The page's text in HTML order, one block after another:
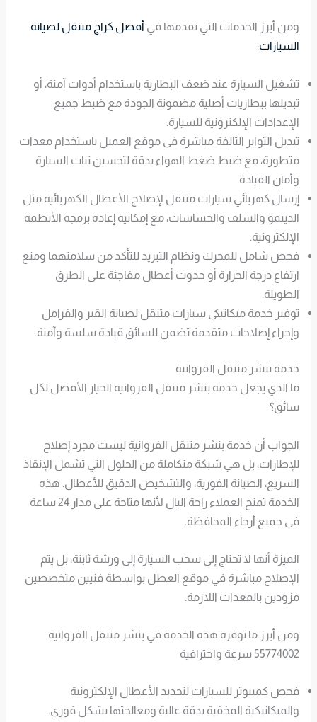
ومن أبرز الخدمات التي نقدمها في أفضل كراج متنقل لصيانة
السيارات:
تشغيل السيارة عند ضعف البطارية باستخدام أدوات آمنة، أو
تبديلها ببطاريات أصلية مضمونة الجودة مع ضبط جميع
الإعدادات الإلكترونية للسيارة.
تبديل التواير التالفة مباشرة في موقع العميل باستخدام معدات
متطورة، مع ضبط ضغط الهواء بدقة لتحسين ثبات السيارة
وأمان القيادة.
إرسال كهربائي سيارات متنقل لإصلاح الأعطال الكهربائية مثل
الدينمو والسلف والحساسات، مع إمكانية إعادة برمجة الأنظمة
الإلكترونية.
فحص شامل للمحرك ونظام التبريد للتأكد من سلامتهما ومنع
ارتفاع درجة الحرارة أو حدوث أعطال مفاجئة على الطرق
الطويلة.
توفير خدمة ميكانيكي سيارات متنقل لصيانة القير والفرامل
وإجراء إصلاحات متقدمة تضمن للسائق قيادة سلسة وآمنة.
خدمة بنشر متنقل الفروانية
ما الذي يجعل خدمة بنشر متنقل الفروانية الخيار الأفضل لكل
سائق؟
الجواب أن خدمة بنشر متنقل الفروانية ليست مجرد إصلاح
للإطارات، بل هي شبكة متكاملة من الحلول التي تشمل الإنقاذ
السريع، الصيانة الفورية، والتشخيص الدقيق للأعطال. هذه
الخدمة تمنح العملاء راحة البال لأنها متاحة على مدار 24 ساعة
في جميع أرجاء المحافظة.
الميزة أنها لا تحتاج إلى سحب السيارة إلى ورشة ثابتة، بل يتم
الإصلاح مباشرة في موقع العطل بواسطة فنيين متخصصين
مزودين بالمعدات اللازمة.
ومن أبرز ما توفره هذه الخدمة في بنشر متنقل الفروانية
55774002 سرعة واحترافية
فحص كمبيوتر للسيارات لتحديد الأعطال الإلكترونية
والميكانيكية المخفية بدقة عالية ومعالجتها بشكل فوري.